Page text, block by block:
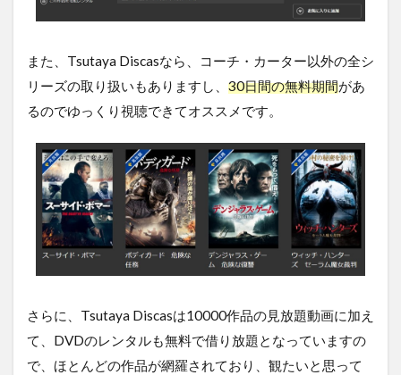
また、Tsutaya Discasなら、コーチ・カーター以外の全シ
リーズの取り扱いもありますし、 30日間の無料期間があ
るのでゆっくり視聴できてオススメです。
さらに、Tsutaya Discasは10000作品の見放題動画に加え
て、DVDのレンタルも無料で借り放題となっていますの
で、ほとんどの作品が網羅されており、観たいと思って